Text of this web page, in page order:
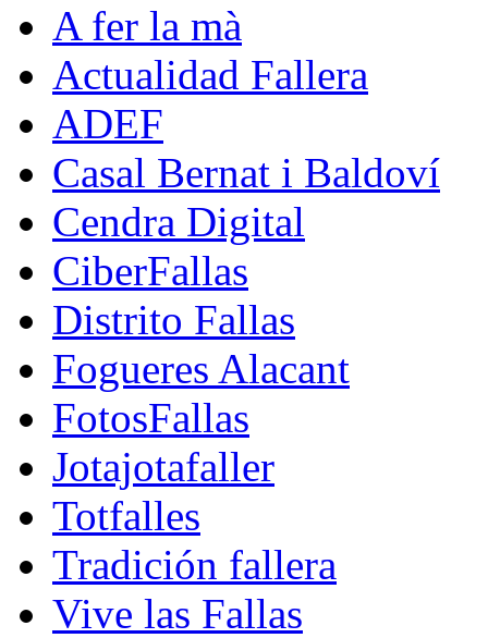
A fer la mà
Actualidad Fallera
ADEF
Casal Bernat i Baldoví
Cendra Digital
CiberFallas
Distrito Fallas
Fogueres Alacant
FotosFallas
Jotajotafaller
Totfalles
Tradición fallera
Vive las Fallas